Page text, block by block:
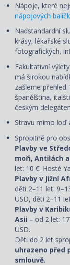
Nápoje, které
nápojových
Nadstandardní
krásy, lékařské
fotografických,
Fakultativní
má širokou
zašleme
španělština,
českým
Stravu mimo loď
Spropitné pro
Plavby ve
moři, Antilách
let: 10 €. Hosté
Plavby v Jižní
děti 2–11 let:
USD, děti 2–11
Plavby v
Asii – od 2 let:
USD.
Děti do 2 let
uhrazeno před
smlouvě.